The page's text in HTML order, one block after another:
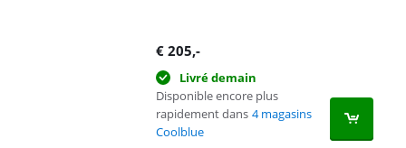
€ 205,-
Livré demain
Disponible encore plus
rapidement dans 4 magasins
Coolblue